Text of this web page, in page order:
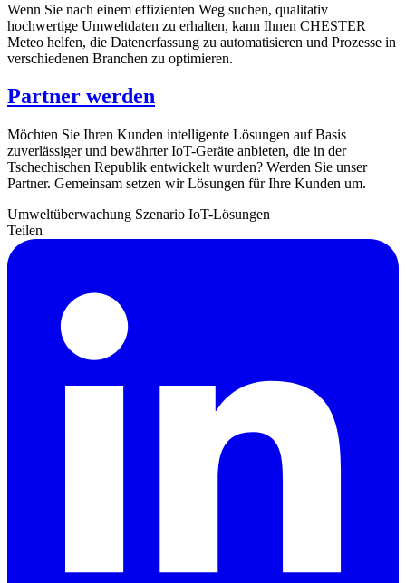
Wenn Sie nach einem effizienten Weg suchen, qualitativ
hochwertige Umweltdaten zu erhalten, kann Ihnen CHESTER
Meteo helfen, die Datenerfassung zu automatisieren und Prozesse in
verschiedenen Branchen zu optimieren.
Partner werden
Möchten Sie Ihren Kunden intelligente Lösungen auf Basis
zuverlässiger und bewährter IoT-Geräte anbieten, die in der
Tschechischen Republik entwickelt wurden? Werden Sie unser
Partner. Gemeinsam setzen wir Lösungen für Ihre Kunden um.
Umweltüberwachung Szenario IoT-Lösungen
Teilen